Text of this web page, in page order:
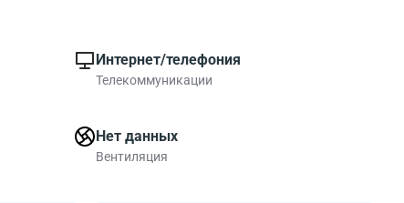
Интернет/телефония
Телекоммуникации
Нет данных
Вентиляция